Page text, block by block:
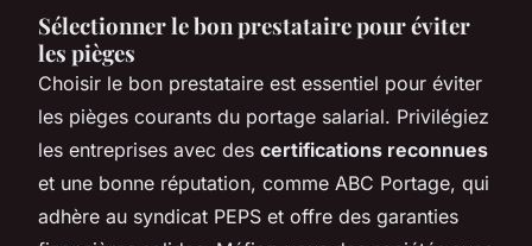
Sélectionner le bon prestataire pour éviter
les pièges
Choisir le bon prestataire est essentiel pour éviter
les pièges courants du portage salarial. Privilégiez
les entreprises avec des certifications reconnues
et une bonne réputation, comme ABC Portage, qui
adhère au syndicat PEPS et offre des garanties